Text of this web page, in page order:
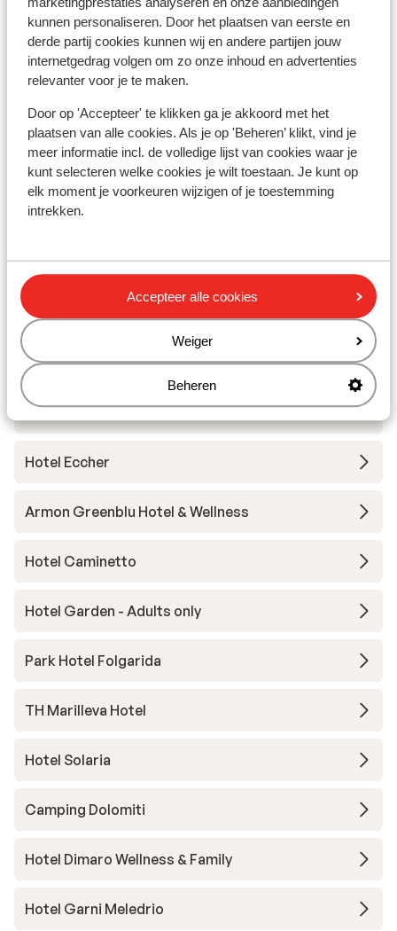
kunnen personaliseren. Door het plaatsen van eerste en
derde partij cookies kunnen wij en andere partijen jouw
internetgedrag volgen om zo onze inhoud en advertenties
relevanter voor je te maken.
Door op 'Accepteer' te klikken ga je akkoord met het
plaatsen van alle cookies. Als je op 'Beheren’ klikt, vind je
meer informatie incl. de volledige lijst van cookies waar je
kunt selecteren welke cookies je wilt toestaan. Je kunt op
elk moment je voorkeuren wijzigen of je toestemming
intrekken.
Accepteer alle cookies
Weiger
Beheren
Skipas, -les en verhuur
Skipas
Skilessen
Skimateriaal
Marilleva
Hotel Alaska
Holiday Mountain Boutique Hotel
Wellness Hotel Luna
Hotel Eccher
Armon Greenblu Hotel & Wellness
Hotel Caminetto
Hotel Garden - Adults only
Park Hotel Folgarida
TH Marilleva Hotel
Hotel Solaria
Camping Dolomiti
Hotel Dimaro Wellness & Family
Hotel Garni Meledrio